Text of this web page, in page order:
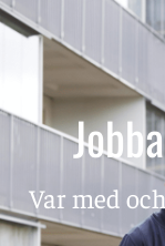
Var med